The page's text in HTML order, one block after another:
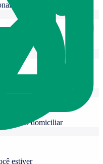
e genéticos
e outros
e segurança
e no domiciliar
estiver